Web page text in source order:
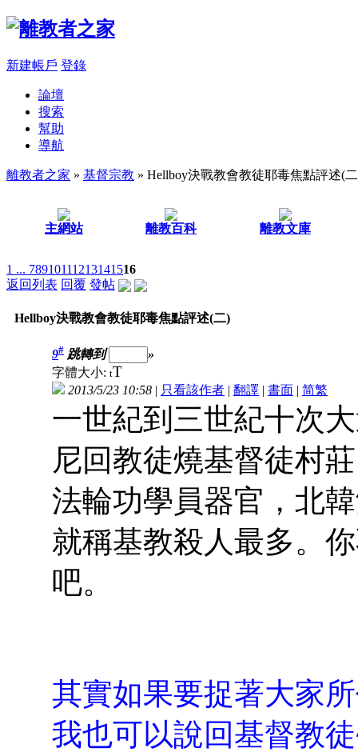
新建帳戶 登錄
論壇
搜索
幫助
導航
離教者之家 » 基督宗教 » Hellboy決戰教會教徒耶毒焦點評述(
主網站 離教百科 離教文庫
1 ... 78910111213141516
返回列表 回覆 發帖
Hellboy決戰教會教徒耶毒焦點評述(二)
9# 跳轉到
»
字體大小: tT
2013/5/23 10:58 | 只看該作者 | 翻譯 | 書面 | 简繁
一世紀到三世紀十次
尼回教徒燒基督徒村
法輪功學員器官，北
就稱基教殺人最多。
吧。
其實如果要捉著大家
我也可以說回基督教